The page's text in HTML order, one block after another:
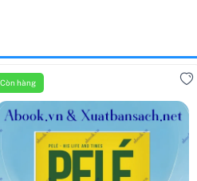
Còn hàng